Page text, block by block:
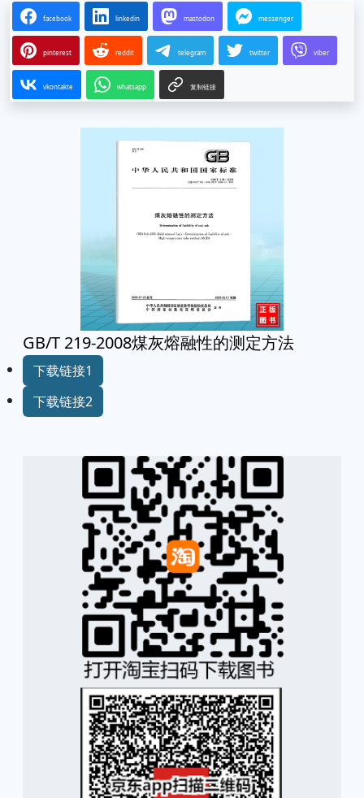
facebook linkedin mastodon messenger
pinterest reddit telegram twitter viber
vkontakte whatsapp 复制链接
GB/T 219-2008煤灰熔融性的测定方法
下载链接1
下载链接2